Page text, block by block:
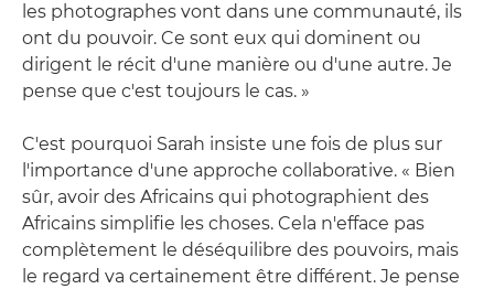
les photographes vont dans une communauté, ils
ont du pouvoir. Ce sont eux qui dominent ou
dirigent le récit d'une manière ou d'une autre. Je
pense que c'est toujours le cas. »
C'est pourquoi Sarah insiste une fois de plus sur
l'importance d'une approche collaborative. « Bien
sûr, avoir des Africains qui photographient des
Africains simplifie les choses. Cela n'efface pas
complètement le déséquilibre des pouvoirs, mais
le regard va certainement être différent. Je pense